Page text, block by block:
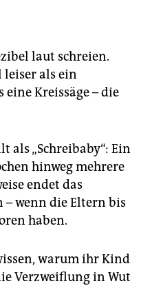
laut schreien.
leiser als ein
Kreissäge – die
als „Schreibaby“: Ein
hinweg mehrere
endet das
– wenn die Eltern bis
haben.
warum ihr Kind
Verzweiflung in Wut